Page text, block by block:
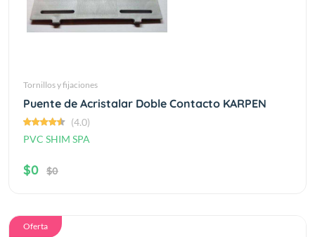
Tornillos y fijaciones
Puente de Acristalar Doble Contacto KARPEN
(4.0)
PVC SHIM SPA
$0 $0
Oferta